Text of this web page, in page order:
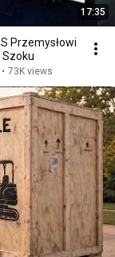
17:35
Przemysłowi
Szoku
• 73K views